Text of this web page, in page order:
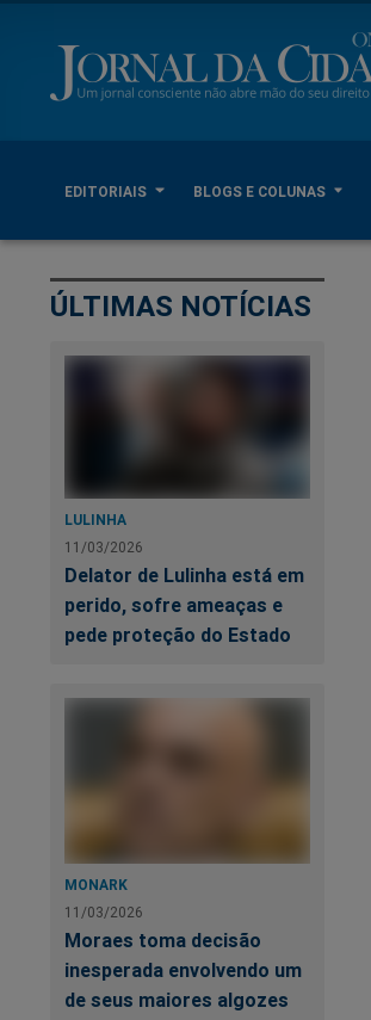
EDITORIAIS BLOGS E COLUNAS
ÚLTIMAS NOTÍCIAS
LULINHA
11/03/2026
Delator de Lulinha está em
perido, sofre ameaças e
pede proteção do Estado
MONARK
11/03/2026
Moraes toma decisão
inesperada envolvendo um
de seus maiores algozes